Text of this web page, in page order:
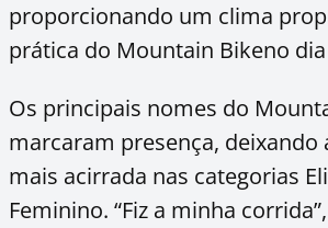
proporcionando um clima
prática do Mountain Bikeno
Os principais nomes do
marcaram presença, deixando
mais acirrada nas categorias
Feminino. “Fiz a minha